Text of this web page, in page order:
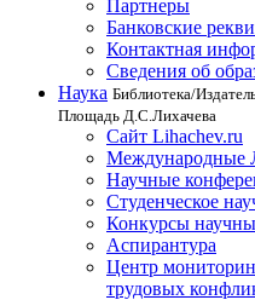
Партнеры
Банковские
Контактная
Сведения об
Наука Библиотека/
Площадь Д.С.Лихачева
Сайт Lihachev.ru
Международные
Научные
Студенческое
Конкурсы
Аспирантура
Центр
трудовых